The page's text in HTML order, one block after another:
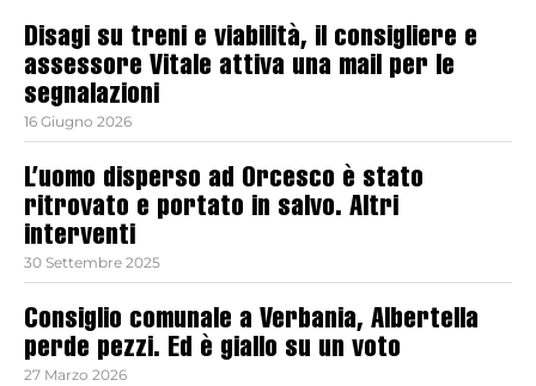
Disagi su treni e viabilità, il consigliere e
assessore Vitale attiva una mail per le
segnalazioni
16 Giugno 2026
L’uomo disperso ad Orcesco è stato
ritrovato e portato in salvo. Altri
interventi
30 Settembre 2025
Consiglio comunale a Verbania, Albertella
perde pezzi. Ed è giallo su un voto
27 Marzo 2026